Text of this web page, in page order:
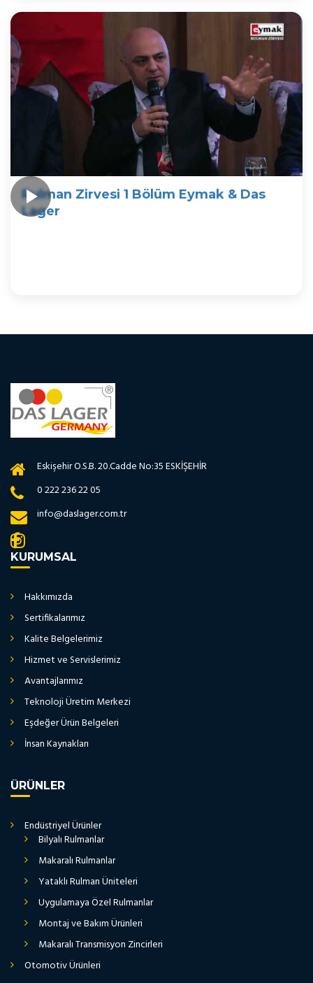
Rulman Zirvesi 1 Bölüm Eymak & Das
Lager
Eskişehir O.S.B. 20.Cadde No:35 ESKİŞEHİR
0 222 236 22 05
info@daslager.com.tr
KURUMSAL
Hakkımızda
Sertifikalarımız
Kalite Belgelerimiz
Hizmet ve Servislerimiz
Avantajlarımız
Teknoloji Üretim Merkezi
Eşdeğer Ürün Belgeleri
İnsan Kaynakları
ÜRÜNLER
Endüstriyel Ürünler
Bilyalı Rulmanlar
Makaralı Rulmanlar
Yataklı Rulman Üniteleri
Uygulamaya Özel Rulmanlar
Montaj ve Bakım Ürünleri
Makaralı Transmisyon Zincirleri
Otomotiv Ürünleri